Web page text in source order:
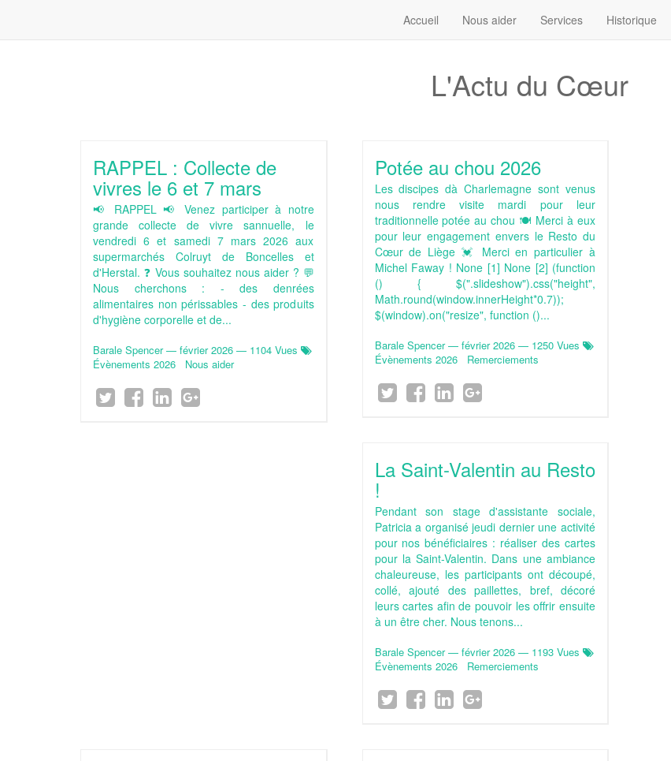
Accueil Nous aider Services Historique
L'Actu du Cœur
RAPPEL : Collecte de
vivres le 6 et 7 mars
📢 RAPPEL 📢 Venez participer à notre
grande collecte de vivre sannuelle, le
vendredi 6 et samedi 7 mars 2026 aux
supermarchés Colruyt de Boncelles et
d'Herstal. ❓ Vous souhaitez nous aider ? 💬
Nous cherchons : - des denrées
alimentaires non périssables - des produits
d'hygiène corporelle et de...
Barale Spencer— février 2026 — 1104 Vues
Évènements 2026
Nous aider
Potée au chou 2026
Les discipes dà Charlemagne sont venus
nous rendre visite mardi pour leur
traditionnelle potée au chou 🍽 Merci à eux
pour leur engagement envers le Resto du
Cœur de Liège 💓 Merci en particulier à
Michel Faway ! None [1] None [2] (function
() { $(".slideshow").css("height",
Math.round(window.innerHeight*0.7));
$(window).on("resize", function ()...
Barale Spencer— février 2026 — 1250 Vues
Évènements 2026
Remerciements
La Saint-Valentin au Resto
!
Pendant son stage d'assistante sociale,
Patricia a organisé jeudi dernier une activité
pour nos bénéficiaires : réaliser des cartes
pour la Saint-Valentin. Dans une ambiance
chaleureuse, les participants ont découpé,
collé, ajouté des paillettes, bref, décoré
leurs cartes afin de pouvoir les offrir ensuite
à un être cher. Nous tenons...
Barale Spencer— février 2026 — 1193 Vues
Évènements 2026
Remerciements